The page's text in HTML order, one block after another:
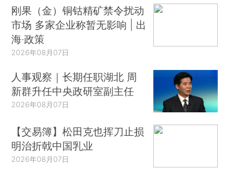
刚果（金）铜钴精矿禁令扰动
市场 多家企业称暂无影响 | 出
海·政策
2026年08月07日
人事观察｜长期任职湖北 周
新群升任中央政研室副主任
2026年08月07日
【交易簿】松田克也挥刀止损
明治折戟中国乳业
2026年08月07日